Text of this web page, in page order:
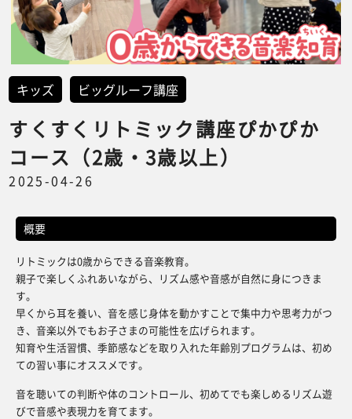
キッズ ビッグルーフ講座
すくすくリトミック講座ぴかぴか
コース（2歳・3歳以上）
2025-04-26
概要
リトミックは0歳からできる音楽教育。
親子で楽しくふれあいながら、リズム感や音感が自然に身につきま
す。
早くから耳を養い、音を感じ身体を動かすことで集中力や思考力がつ
き、音楽以外でもお子さまの可能性を広げられます。
知育や生活習慣、季節感などを取り入れた年齢別プログラムは、初め
ての習い事にオススメです。
音を聴いての判断や体のコントロール、初めてでも楽しめるリズム遊
びで音感や表現力を育てます。